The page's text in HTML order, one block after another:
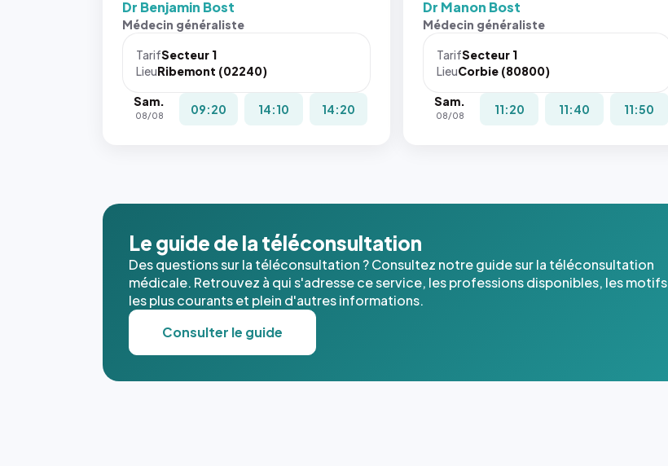
Sans ces
navigateur
pas la
place, et
l'annuaire
dans ce
cas. #}
Dr Benjamin Bost
Médecin généraliste
TarifSecteur 1
LieuRibemont (02240)
Sam.
08/08 09:20 14:10 14:20
Sans ces
navigateur
pas la
place, et
cas. #}
Dr Manon Bost
Médecin généraliste
TarifSecteur 1
LieuCorbie (80800)
Sam.
08/08 11:20 11:40 11:50
Le guide de la téléconsultation
Des questions sur la téléconsultation ? Consultez notre guide sur la téléconsultation
médicale. Retrouvez à qui s'adresse ce service, les professions disponibles, les motifs
les plus courants et plein d'autres informations.
Consulter le guide